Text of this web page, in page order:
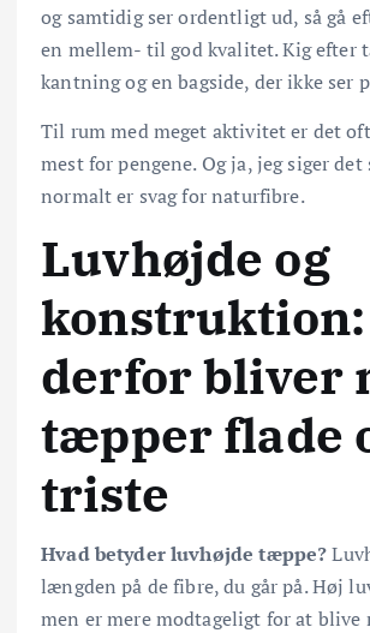
og samtidig ser ordentligt ud, så gå
en mellem- til god kvalitet. Kig efter
kantning og en bagside, der ikke ser
Til rum med meget aktivitet er det
mest for pengene. Og ja, jeg siger det
normalt er svag for naturfibre.
Luvhøjde og
konstruktion:
derfor bliver
tæpper flade
triste
Hvad betyder luvhøjde tæppe?
længden på de fibre, du går på. Høj
men er mere modtageligt for at blive